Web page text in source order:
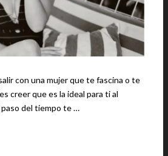
con una mujer que te fascina o te
creer que es la ideal para ti al
el paso del tiempo te …